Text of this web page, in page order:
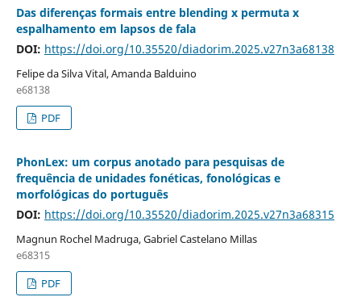
Das diferenças formais entre blending x permuta x
espalhamento em lapsos de fala
DOI: https://doi.org/10.35520/diadorim.2025.v27n3a68138
Felipe da Silva Vital, Amanda Balduino
e68138
PDF
PhonLex: um corpus anotado para pesquisas de
frequência de unidades fonéticas, fonológicas e
morfológicas do português
DOI: https://doi.org/10.35520/diadorim.2025.v27n3a68315
Magnun Rochel Madruga, Gabriel Castelano Millas
e68315
PDF